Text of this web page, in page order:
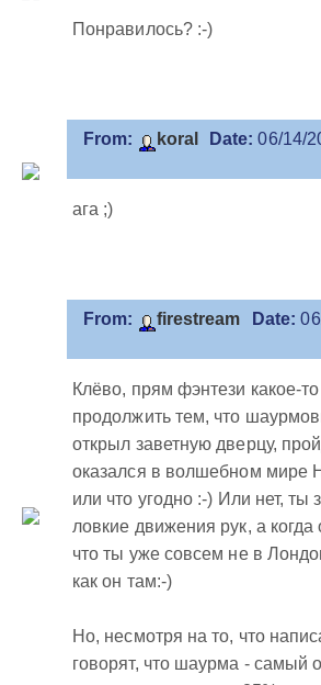
Понравилось? :-)
From: koral Date: 06/14/
ага ;)
From: firestream Date:
Клёво, прям фэнтези какое-
продолжить тем, что
открыл заветную дверцу,
оказался в волшебном мире
или что угодно :-) Или нет, ты
ловкие движения рук, а когда
что ты уже совсем не в
как он там:-)
Но, несмотря на то, что
говорят, что шаурма - самый